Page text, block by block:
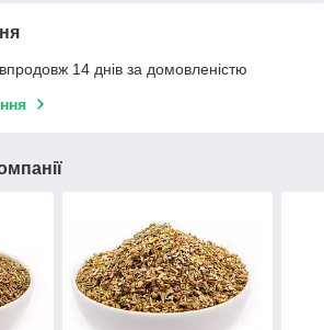
14 днів за домовленістю